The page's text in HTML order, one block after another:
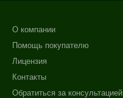
О компании
Помощь покупателю
Лицензия
Контакты
Обратиться за консультацией